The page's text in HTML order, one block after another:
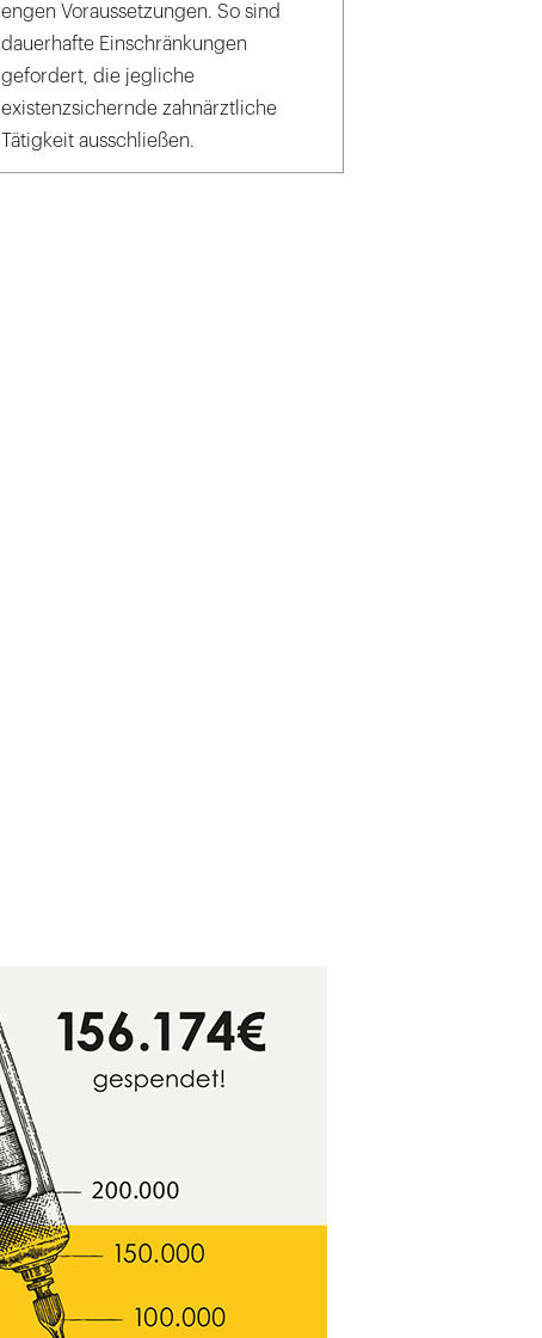
engen Voraussetzungen. So sind
dauerhafte Einschränkungen
gefordert, die jegliche
existenzsichernde zahnärztliche
Tätigkeit ausschließen.